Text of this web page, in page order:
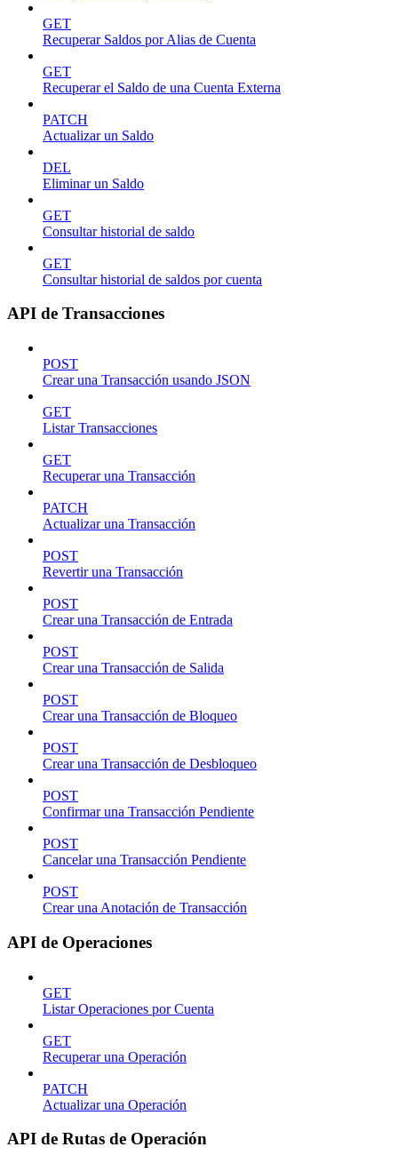
GET
Recuperar Saldos por Alias de Cuenta
GET
Recuperar el Saldo de una Cuenta Externa
PATCH
Actualizar un Saldo
DEL
Eliminar un Saldo
GET
Consultar historial de saldo
GET
Consultar historial de saldos por cuenta
API de Transacciones
POST
Crear una Transacción usando JSON
GET
Listar Transacciones
GET
Recuperar una Transacción
PATCH
Actualizar una Transacción
POST
Revertir una Transacción
POST
Crear una Transacción de Entrada
POST
Crear una Transacción de Salida
POST
Crear una Transacción de Bloqueo
POST
Crear una Transacción de Desbloqueo
POST
Confirmar una Transacción Pendiente
POST
Cancelar una Transacción Pendiente
POST
Crear una Anotación de Transacción
API de Operaciones
GET
Listar Operaciones por Cuenta
GET
Recuperar una Operación
PATCH
Actualizar una Operación
API de Rutas de Operación